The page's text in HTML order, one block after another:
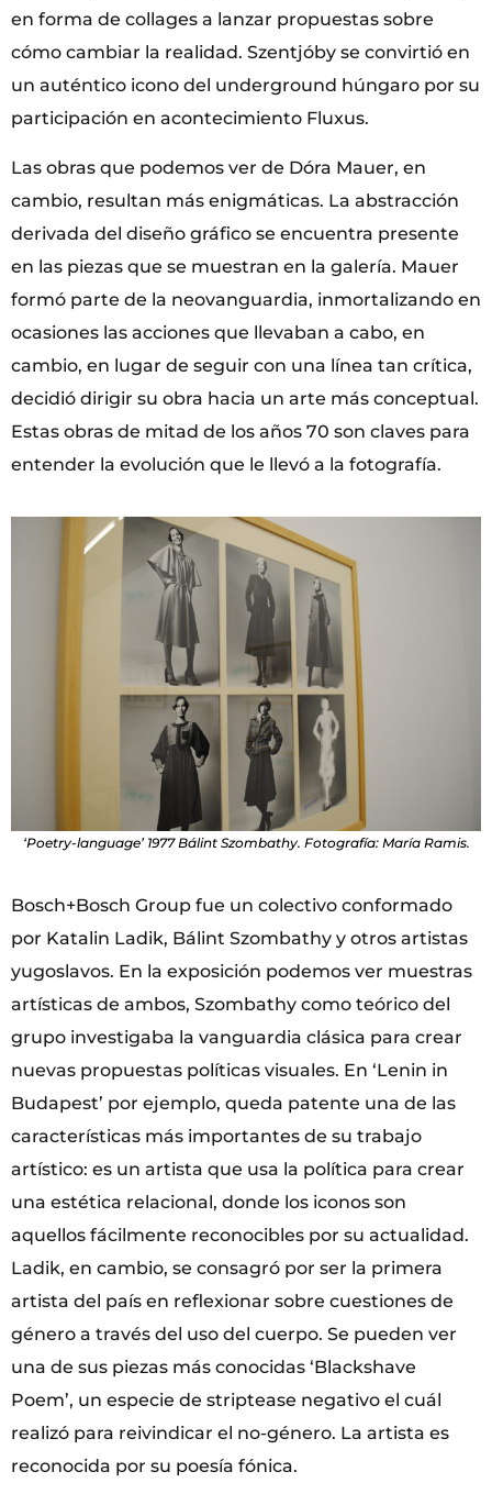
en forma de collages a lanzar propuestas sobre
cómo cambiar la realidad. Szentjóby se convirtió en
un auténtico icono del underground húngaro por su
participación en acontecimiento Fluxus.
Las obras que podemos ver de Dóra Mauer, en
cambio, resultan más enigmáticas. La abstracción
derivada del diseño gráfico se encuentra presente
en las piezas que se muestran en la galería. Mauer
formó parte de la neovanguardia, inmortalizando en
ocasiones las acciones que llevaban a cabo, en
cambio, en lugar de seguir con una línea tan crítica,
decidió dirigir su obra hacia un arte más conceptual.
Estas obras de mitad de los años 70 son claves para
entender la evolución que le llevó a la fotografía.
‘Poetry-language’ 1977 Bálint Szombathy. Fotografía: María Ramis.
Bosch+Bosch Group fue un colectivo conformado
por Katalin Ladik, Bálint Szombathy y otros artistas
yugoslavos. En la exposición podemos ver muestras
artísticas de ambos, Szombathy como teórico del
grupo investigaba la vanguardia clásica para crear
nuevas propuestas políticas visuales. En ‘Lenin in
Budapest’ por ejemplo, queda patente una de las
características más importantes de su trabajo
artístico: es un artista que usa la política para crear
una estética relacional, donde los iconos son
aquellos fácilmente reconocibles por su actualidad.
Ladik, en cambio, se consagró por ser la primera
artista del país en reflexionar sobre cuestiones de
género a través del uso del cuerpo. Se pueden ver
una de sus piezas más conocidas ‘Blackshave
Poem’, un especie de striptease negativo el cuál
realizó para reivindicar el no-género. La artista es
reconocida por su poesía fónica.